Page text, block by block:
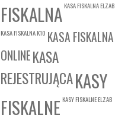
FISKALNA KASA FISKALNA ELZAB
KASA FISKALNA K10 KASA FISKALNA
ONLINEKASA
REJESTRUJĄCAKASY
FISKALNE KASY FISKALNE ELZAB